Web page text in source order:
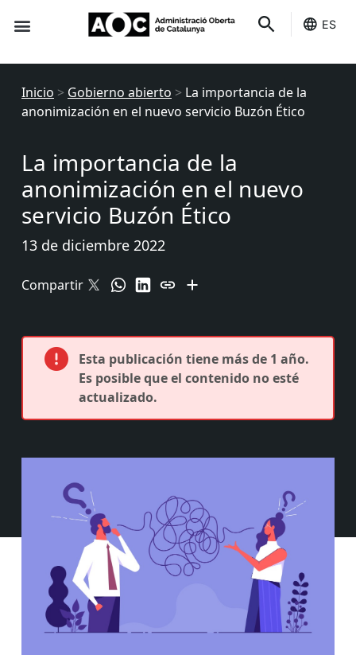
ES
Inicio > Gobierno abierto > La importancia de la
anonimización en el nuevo servicio Buzón Ético
La importancia de la
anonimización en el nuevo
servicio Buzón Ético
13 de diciembre 2022
Compartir
Esta publicación tiene más de 1 año.
Es posible que el contenido no esté
actualizado.